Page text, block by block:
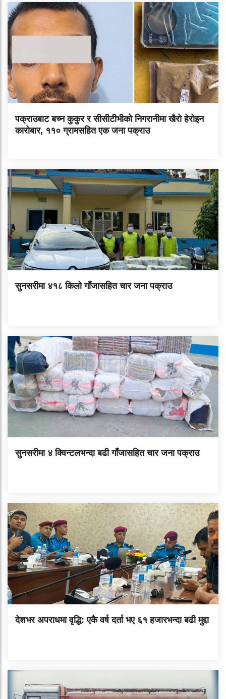
पक्राउबाट बच्न कुकुर र सीसीटीभीको निगरानीमा खैरो हेरोइन
कारोबार, ११० ग्रामसहित एक जना पक्राउ
सुनसरीमा ४१८ किलो गाँजासहित चार जना पक्राउ
सुनसरीमा ४ क्विन्टलभन्दा बढी गाँजासहित चार जना पक्राउ
देशभर अपराधमा वृद्धि: एकै वर्ष दर्ता भए ६१ हजारभन्दा बढी मुद्दा